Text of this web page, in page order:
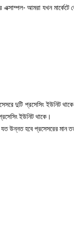
আমরা যখন মার্কেটে
দুটি প্রসেসিং ইউনিট
ইউনিট থাকে।
উন্নত হবে প্রসেসরের মান